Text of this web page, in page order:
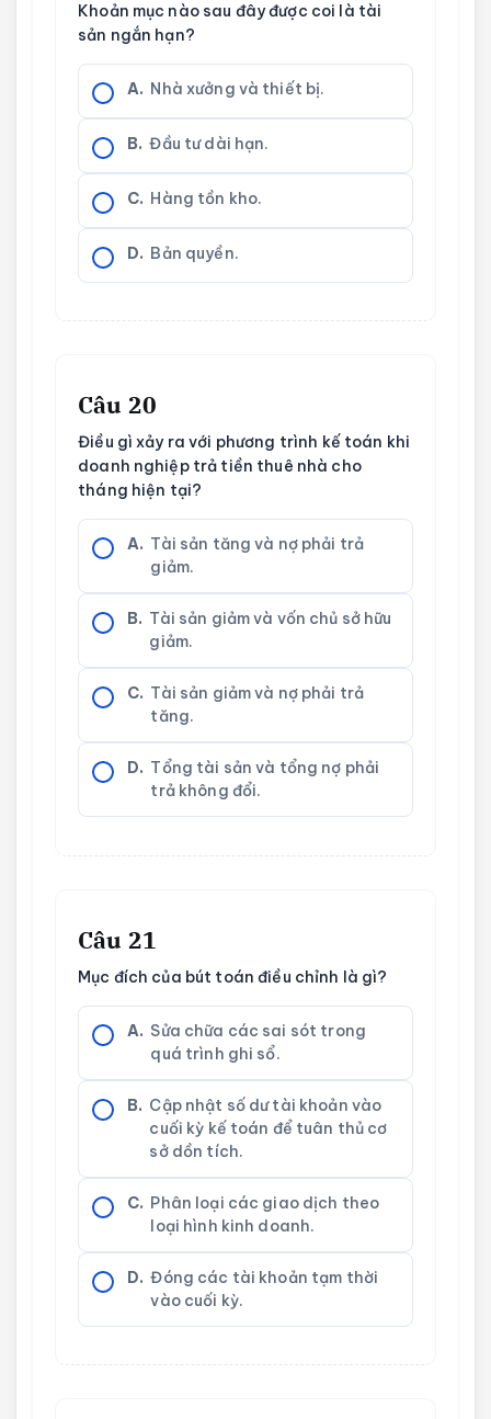
Khoản mục nào sau đây được coi là tài
sản ngắn hạn?
A. Nhà xưởng và thiết bị.
B. Đầu tư dài hạn.
C. Hàng tồn kho.
D. Bản quyền.
Câu 20
Điều gì xảy ra với phương trình kế toán khi
doanh nghiệp trả tiền thuê nhà cho
tháng hiện tại?
A. Tài sản tăng và nợ phải trả
giảm.
B. Tài sản giảm và vốn chủ sở hữu
giảm.
C. Tài sản giảm và nợ phải trả
tăng.
D. Tổng tài sản và tổng nợ phải
trả không đổi.
Câu 21
Mục đích của bút toán điều chỉnh là gì?
A. Sửa chữa các sai sót trong
quá trình ghi sổ.
B. Cập nhật số dư tài khoản vào
cuối kỳ kế toán để tuân thủ cơ
sở dồn tích.
C. Phân loại các giao dịch theo
loại hình kinh doanh.
D. Đóng các tài khoản tạm thời
vào cuối kỳ.